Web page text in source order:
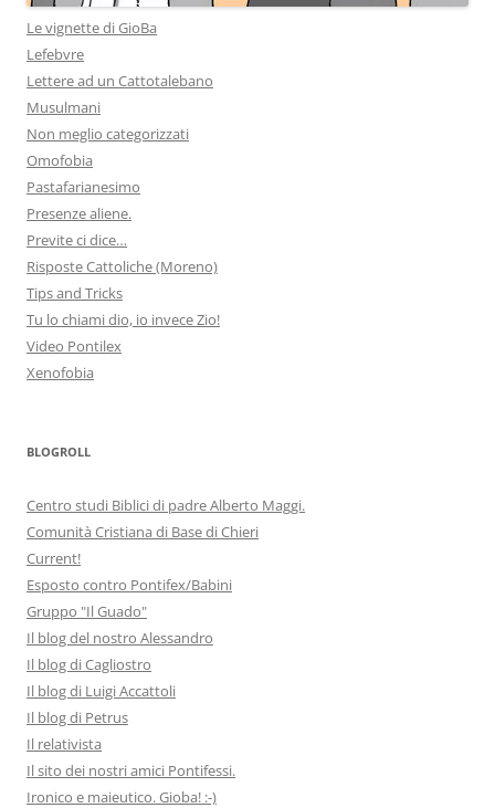
Le vignette di GioBa
Lefebvre
Lettere ad un Cattotalebano
Musulmani
Non meglio categorizzati
Omofobia
Pastafarianesimo
Presenze aliene.
Previte ci dice…
Risposte Cattoliche (Moreno)
Tips and Tricks
Tu lo chiami dio, io invece Zio!
Video Pontilex
Xenofobia
BLOGROLL
Centro studi Biblici di padre Alberto Maggi.
Comunità Cristiana di Base di Chieri
Current!
Esposto contro Pontifex/Babini
Gruppo "Il Guado"
Il blog del nostro Alessandro
Il blog di Cagliostro
Il blog di Luigi Accattoli
Il blog di Petrus
Il relativista
Il sito dei nostri amici Pontifessi.
Ironico e maieutico. Gioba! :-)